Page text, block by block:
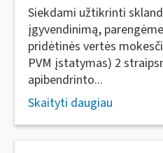
Siekdami užtikrinti
įgyvendinimą,
pridėtinės vertės
PVM įstatymas) 2
apibendrinto...
Skaityti daugiau